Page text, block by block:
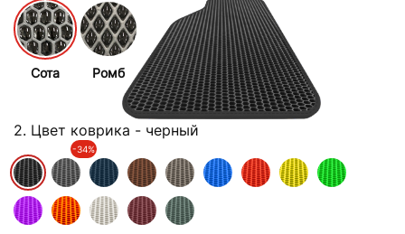
Сота Ромб
2. Цвет коврика - черный
-34%